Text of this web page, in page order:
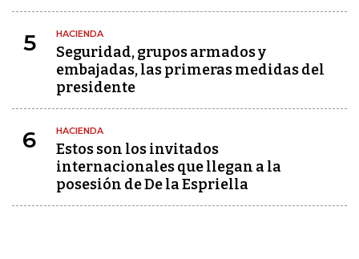
5 HACIENDA
Seguridad, grupos armados y
embajadas, las primeras medidas del
presidente
6 HACIENDA
Estos son los invitados
internacionales que llegan a la
posesión de De la Espriella